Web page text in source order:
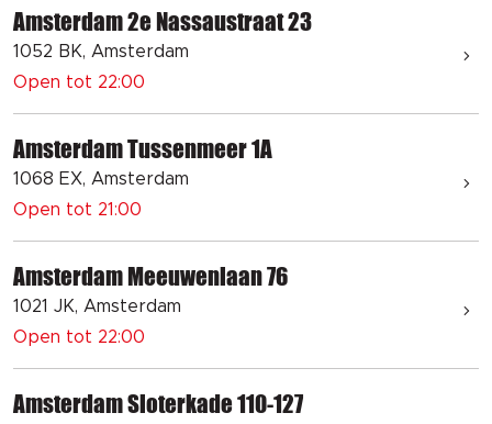
Amsterdam 2e Nassaustraat 23
1052 BK, Amsterdam
Open tot 22:00
Amsterdam Tussenmeer 1A
1068 EX, Amsterdam
Open tot 21:00
Amsterdam Meeuwenlaan 76
1021 JK, Amsterdam
Open tot 22:00
Amsterdam Sloterkade 110-127